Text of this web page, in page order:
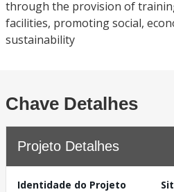
through the provision of
facilities, promoting social,
sustainability
Chave Detalhes
Projeto Detalhes
Identidade do Projeto